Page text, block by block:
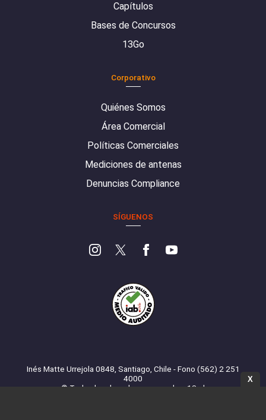
Capítulos
Bases de Concursos
13Go
Corporativo
Quiénes Somos
Área Comercial
Políticas Comerciales
Mediciones de antenas
Denuncias Compliance
SÍGUENOS
Inés Matte Urrejola 0848, Santiago, Chile - Fono (562) 2 251
4000
© Todos los derechos reservados. 13.cl
X